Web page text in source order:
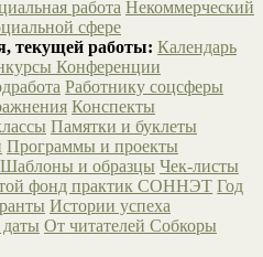
работа Некоммерческий
сфере
текущей работы: Календарь
Конференции
Работнику соцсферы
Конспекты
Памятки и буклеты
Программы и проекты
Шаблоны и образцы Чек-листы
фонд практик СОННЭТ Год
Истории успеха
От читателей Собкоры